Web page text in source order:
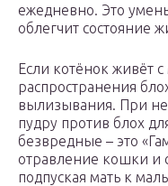
ежедневно. Это
облегчит состояние
Если котёнок живёт
распространения
вылизывания. При
пудру против блох
безвредные – это
отравление кошки и
подпуская мать к